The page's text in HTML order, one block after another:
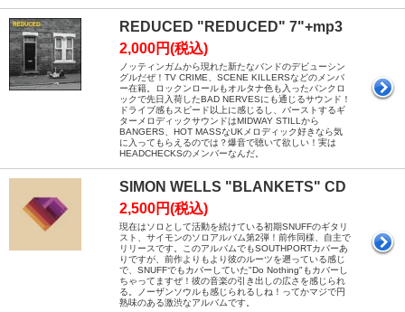
REDUCED "REDUCED" 7"+mp3
2,000円(税込)
ノッティンガムから現れた新たなバンドのデビューシン
グルだぜ！TV CRIME、SCENE KILLERSなどのメンバ
ー在籍。ロックンロールもオルタナ色も入ったパンクロ
ックで先日入荷したBAD NERVESにも通じるサウンド！
ドライブ感もスピード以上に感じるし、バーストするギ
ターメロディックサウンドはMIDWAY STILLから
BANGERS、HOT MASSなUKメロディック好きなら気
に入ってもらえるのでは？爆音で聴いて欲しい！実は
HEADCHECKSのメンバーなんだ。
SIMON WELLS "BLANKETS" CD
2,500円(税込)
現在はソロとして活動を続けている初期SNUFFのギタリ
スト、サイモンのソロアルバム第2弾！前作同様、自主で
リリースです。このアルバムでもSOUTHPORTカバーあ
りですが、前作よりもより彼のルーツを遡っている感じ
で、SNUFFでもカバーしていた"Do Nothing"もカバーし
ちゃってますぜ！彼の音楽の引き出しの広さを感じられ
る。ノーザンソウルも感じられるしね！ってかマジで円
熟味のある激渋なアルバムです。